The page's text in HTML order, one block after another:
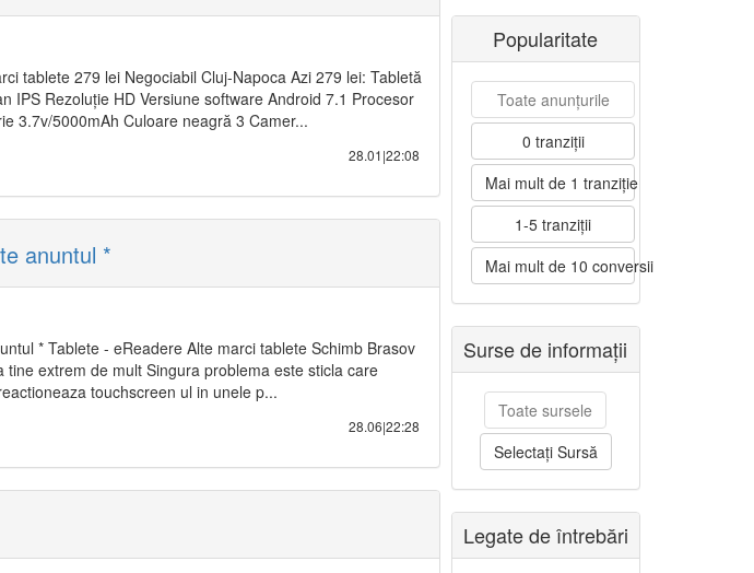
tablete 279 lei Negociabil Cluj-Napoca Azi 279 lei: Tabletă
IPS Rezoluție HD Versiune software Android 7.1 Procesor
3.7v/5000mAh Culoare neagră 3 Camer...
28.01|22:08
anuntul *
* Tablete - eReadere Alte marci tablete Schimb Brasov
extrem de mult Singura problema este sticla care
touchscreen ul in unele p...
28.06|22:28
Popularitate
Toate anunțurile
0 tranziții
Mai mult de 1 tranziție
1-5 tranziții
Mai mult de 10 conversii
Surse de informații
Toate sursele
Selectați Sursă
Legate de întrebări